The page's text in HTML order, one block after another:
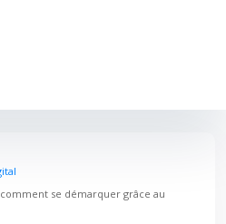
se démarquer grâce au